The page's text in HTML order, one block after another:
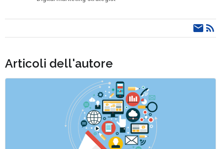
Articoli dell'autore